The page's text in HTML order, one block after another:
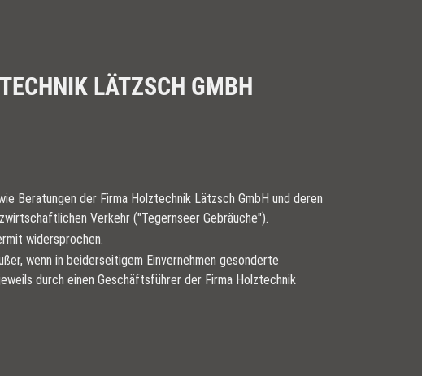
LÄTZSCH GMBH
Beratungen der Firma Holztechnik Lätzsch GmbH und deren
Verkehr ("Tegernseer Gebräuche").
widersprochen.
wenn in beiderseitigem Einvernehmen gesonderte
durch einen Geschäftsführer der Firma Holztechnik